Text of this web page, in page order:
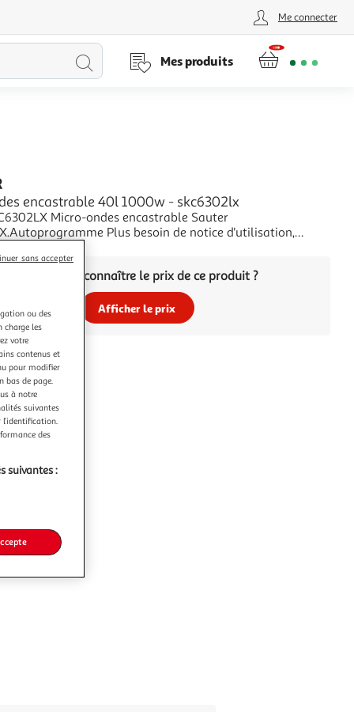
Me connecter
Lancer
Mes produits
encastrable 40l 1000w - skc6302lx
Micro-ondes encastrable Sauter
Plus besoin de notice d'utilisation,
du plat sélectionné et de son poids.Cuisson et
2 niveaux: Grâce à un système exclusif de chaleur
Vous voulez connaître le prix de ce produit ?
Afficher le prix
ou des
charge les
votre
contenus et
pour modifier
bas de page.
à notre
suivantes
des
suivantes :
sans accepter